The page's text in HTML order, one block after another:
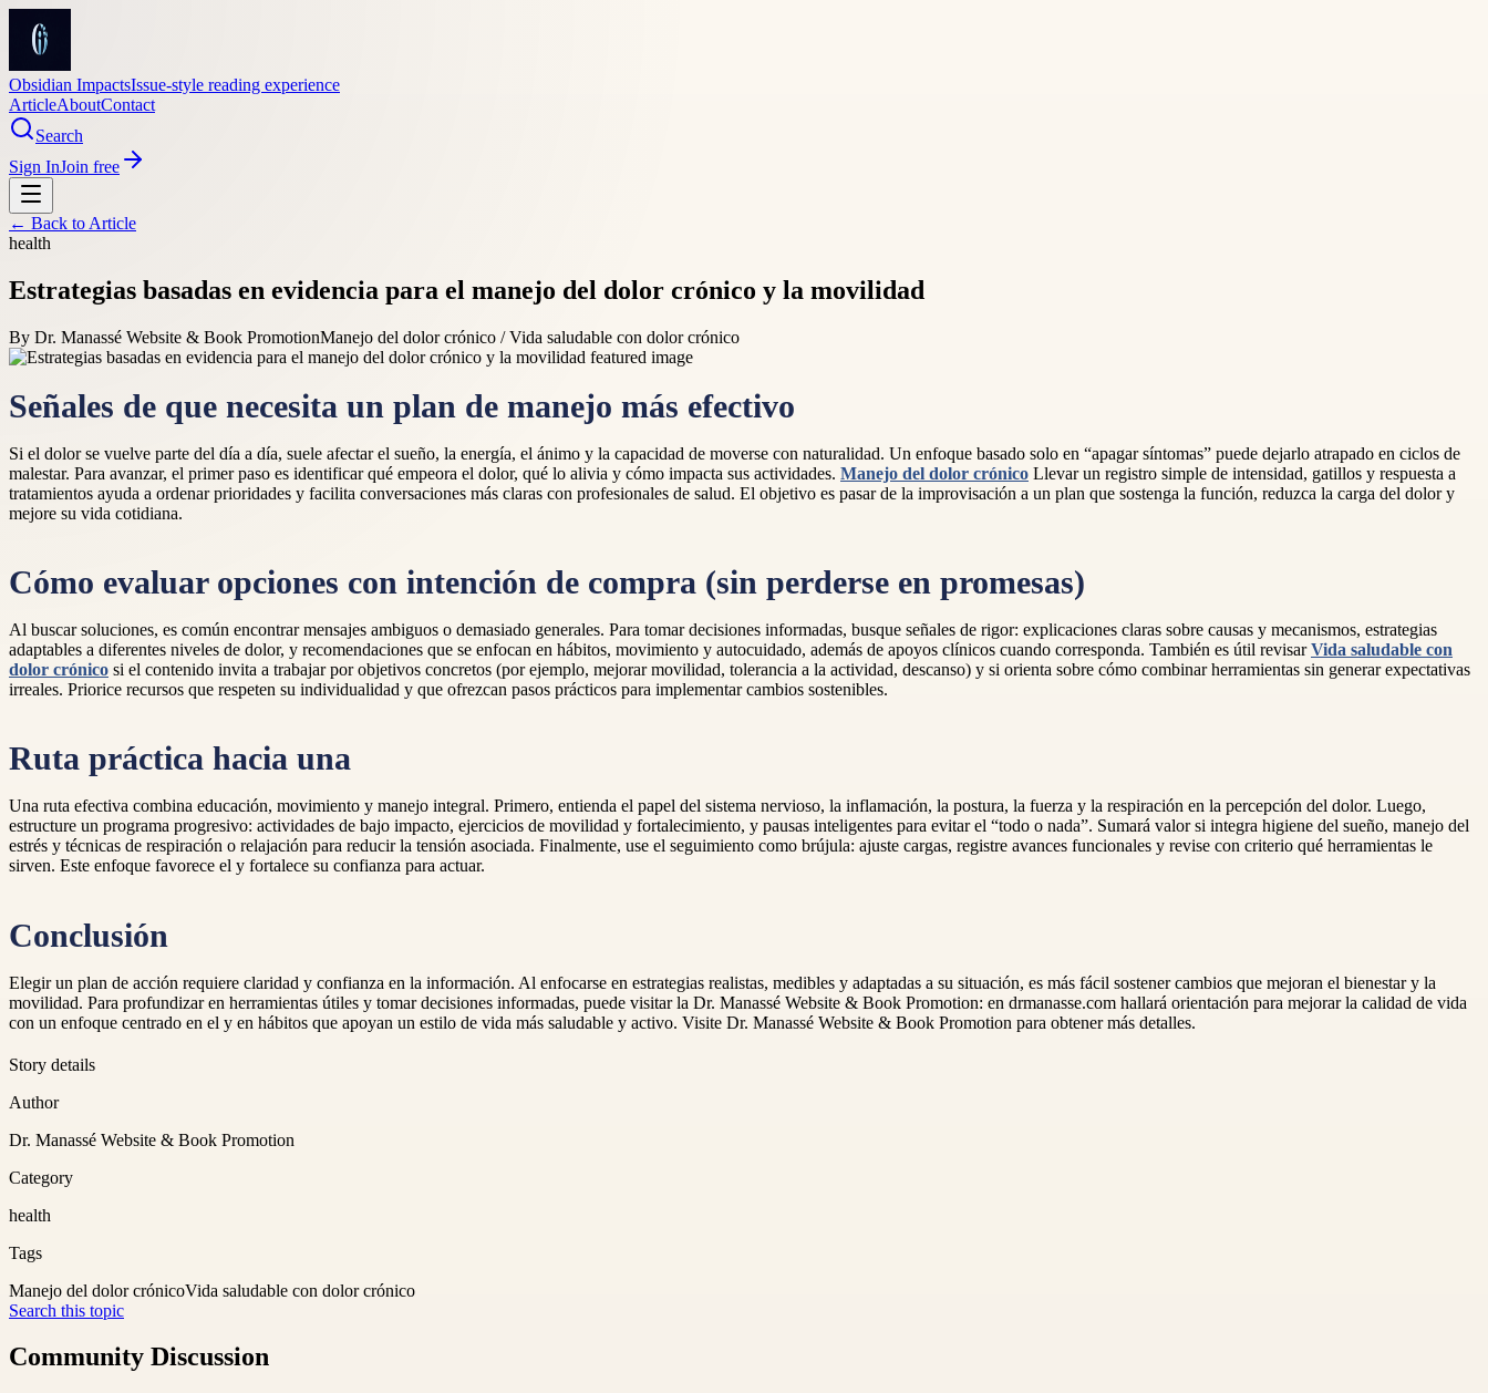
Obsidian ImpactsIssue-style reading experience
ArticleAboutContact
Search
Sign InJoin free
← Back to Article
health
Estrategias basadas en evidencia para el manejo del dolor crónico y la movilidad
By Dr. Manassé Website & Book PromotionManejo del dolor crónico / Vida saludable con dolor crónico
Señales de que necesita un plan de manejo más efectivo
Si el dolor se vuelve parte del día a día, suele afectar el sueño, la energía, el ánimo y la capacidad de moverse con naturalidad. Un enfoque basado solo en “apagar síntomas” puede dejarlo atrapado en ciclos de
malestar. Para avanzar, el primer paso es identificar qué empeora el dolor, qué lo alivia y cómo impacta sus actividades. Manejo del dolor crónico Llevar un registro simple de intensidad, gatillos y respuesta a
tratamientos ayuda a ordenar prioridades y facilita conversaciones más claras con profesionales de salud. El objetivo es pasar de la improvisación a un plan que sostenga la función, reduzca la carga del dolor y
mejore su vida cotidiana.
Cómo evaluar opciones con intención de compra (sin perderse en promesas)
Al buscar soluciones, es común encontrar mensajes ambiguos o demasiado generales. Para tomar decisiones informadas, busque señales de rigor: explicaciones claras sobre causas y mecanismos, estrategias
adaptables a diferentes niveles de dolor, y recomendaciones que se enfocan en hábitos, movimiento y autocuidado, además de apoyos clínicos cuando corresponda. También es útil revisarVida saludable con
dolor crónico si el contenido invita a trabajar por objetivos concretos (por ejemplo, mejorar movilidad, tolerancia a la actividad, descanso) y si orienta sobre cómo combinar herramientas sin generar expectativas
irreales. Priorice recursos que respeten su individualidad y que ofrezcan pasos prácticos para implementar cambios sostenibles.
Ruta práctica hacia una
Una ruta efectiva combina educación, movimiento y manejo integral. Primero, entienda el papel del sistema nervioso, la inflamación, la postura, la fuerza y la respiración en la percepción del dolor. Luego,
estructure un programa progresivo: actividades de bajo impacto, ejercicios de movilidad y fortalecimiento, y pausas inteligentes para evitar el “todo o nada”. Sumará valor si integra higiene del sueño, manejo del
estrés y técnicas de respiración o relajación para reducir la tensión asociada. Finalmente, use el seguimiento como brújula: ajuste cargas, registre avances funcionales y revise con criterio qué herramientas le
sirven. Este enfoque favorece el y fortalece su confianza para actuar.
Conclusión
Elegir un plan de acción requiere claridad y confianza en la información. Al enfocarse en estrategias realistas, medibles y adaptadas a su situación, es más fácil sostener cambios que mejoran el bienestar y la
movilidad. Para profundizar en herramientas útiles y tomar decisiones informadas, puede visitar la Dr. Manassé Website & Book Promotion: en drmanasse.com hallará orientación para mejorar la calidad de vida
con un enfoque centrado en el y en hábitos que apoyan un estilo de vida más saludable y activo. Visite Dr. Manassé Website & Book Promotion para obtener más detalles.
Story details
Author
Dr. Manassé Website & Book Promotion
Category
health
Tags
Manejo del dolor crónicoVida saludable con dolor crónico
Search this topic
Community Discussion